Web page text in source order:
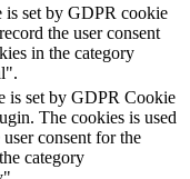
is set by GDPR cookie
the user consent
in the category
is set by GDPR Cookie
The cookies is used
user consent for the
category